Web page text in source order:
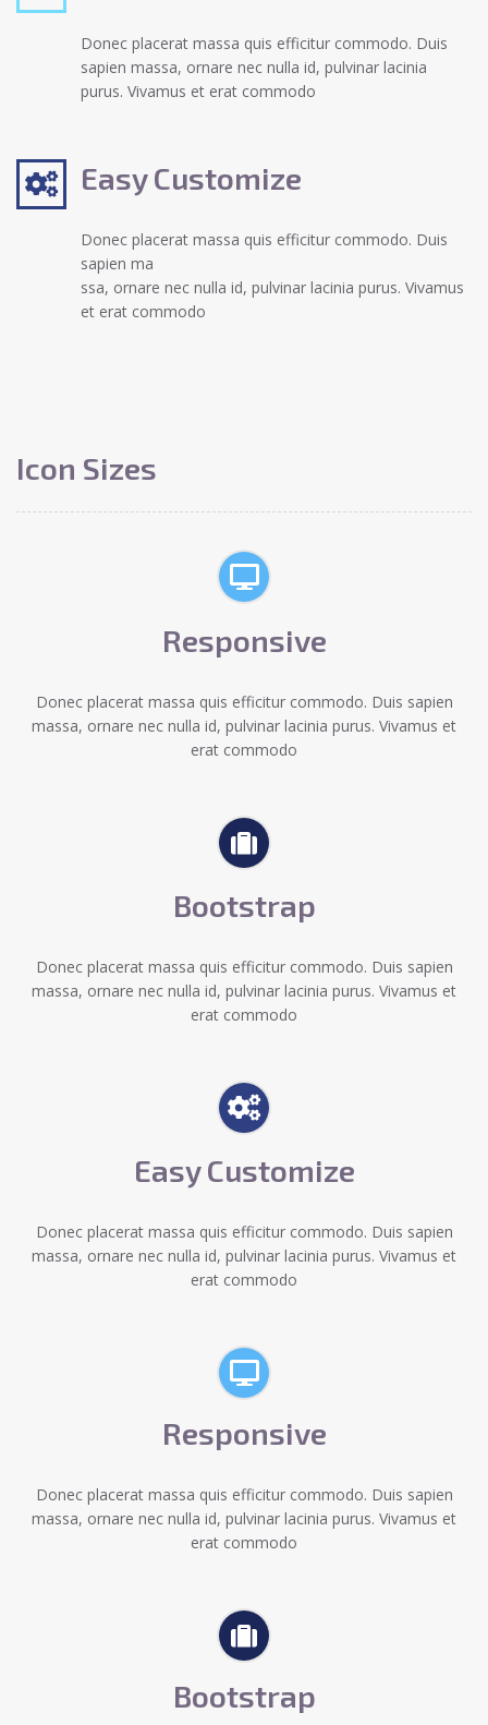
Donec placerat massa quis efficitur commodo. Duis
sapien massa, ornare nec nulla id, pulvinar lacinia
purus. Vivamus et erat commodo
Easy Customize
Donec placerat massa quis efficitur commodo. Duis
sapien ma
ssa, ornare nec nulla id, pulvinar lacinia purus. Vivamus
et erat commodo
Icon Sizes
Responsive
Donec placerat massa quis efficitur commodo. Duis sapien
massa, ornare nec nulla id, pulvinar lacinia purus. Vivamus et
erat commodo
Bootstrap
Donec placerat massa quis efficitur commodo. Duis sapien
massa, ornare nec nulla id, pulvinar lacinia purus. Vivamus et
erat commodo
Easy Customize
Donec placerat massa quis efficitur commodo. Duis sapien
massa, ornare nec nulla id, pulvinar lacinia purus. Vivamus et
erat commodo
Responsive
Donec placerat massa quis efficitur commodo. Duis sapien
massa, ornare nec nulla id, pulvinar lacinia purus. Vivamus et
erat commodo
Bootstrap